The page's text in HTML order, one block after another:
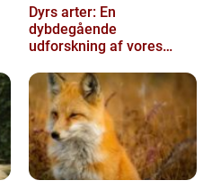
Dyrs arter: En
dybdegående
udforskning af vores